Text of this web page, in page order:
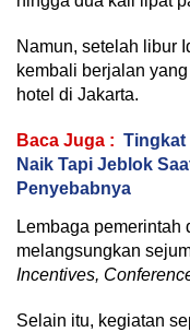
Namun, setelah libur
kembali berjalan
hotel di Jakarta.
Baca Juga : Tingkat
Naik Tapi Jeblok
Penyebabnya
Lembaga pemerintah
melangsungkan
Incentives,
Selain itu, kegiatan